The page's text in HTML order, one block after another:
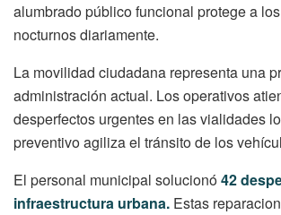
alumbrado público funcional protege a
nocturnos diariamente.
La movilidad ciudadana representa una
administración actual. Los operativos
desperfectos urgentes en las vialidades
preventivo agiliza el tránsito de los
El personal municipal solucionó42
infraestructura urbana. Estas